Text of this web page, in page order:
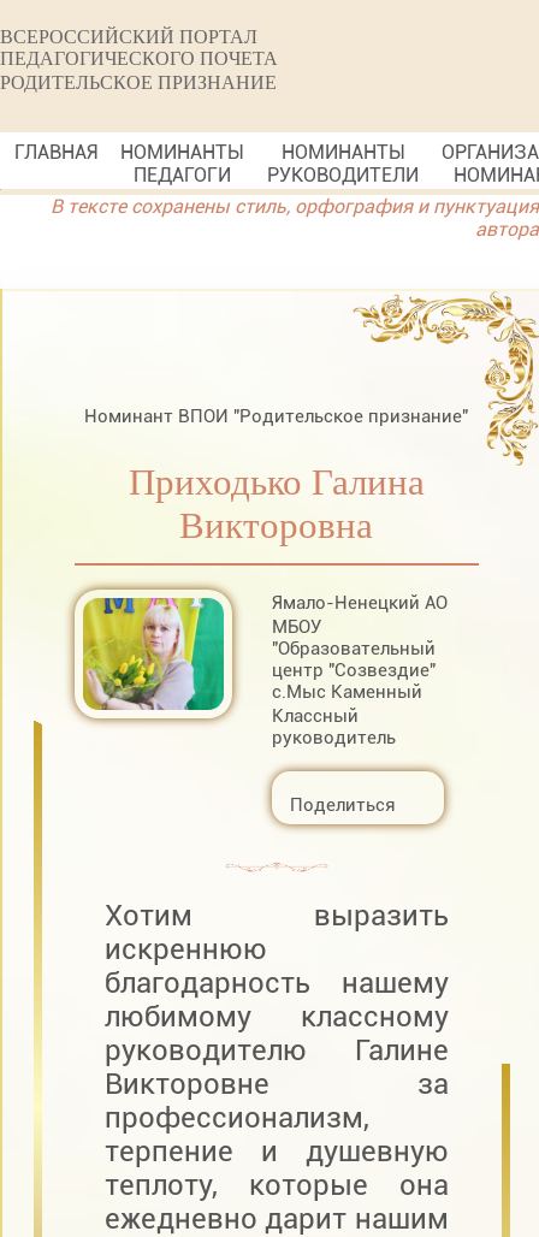
ВСЕРОССИЙСКИЙ ПОРТАЛ
ПЕДАГОГИЧЕСКОГО ПОЧЕТА
РОДИТЕЛЬСКОЕ ПРИЗНАНИЕ
ГЛАВНАЯ
НОМИНАНТЫ
ПЕДАГОГИ
НОМИНАНТЫ
РУКОВОДИТЕЛИ
В тексте сохранены стиль, орфография и пунктуация
автора
Номинант ВПОИ "Родительское признание"
Приходько Галина
Викторовна
Ямало-Ненецкий АО
МБОУ
"Образовательный
центр "Созвездие"
с.Мыс Каменный
Классный
руководитель
Поделиться
Хотим выразить
искреннюю
благодарность нашему
любимому классному
руководителю Галине
Викторовне за
профессионализм,
терпение и душевную
теплоту, которые она
ежедневно дарит нашим